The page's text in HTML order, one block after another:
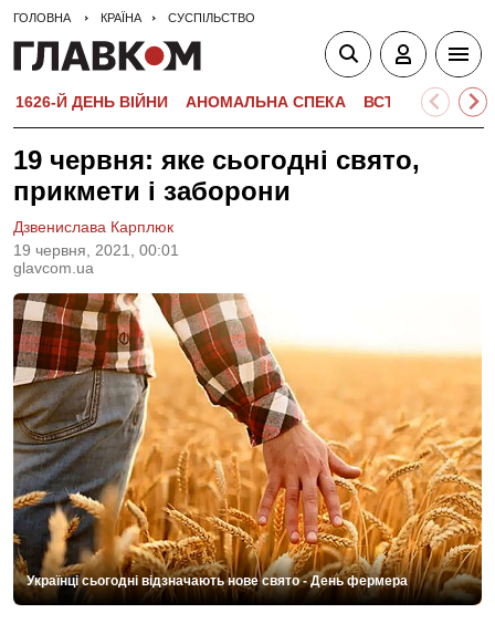
ГОЛОВНА КРАЇНА СУСПІЛЬСТВО
1626-Й ДЕНЬ ВІЙНИ АНОМАЛЬНА СПЕКА ВСТУПНА
19 червня: яке сьогодні свято,
прикмети і заборони
19 червня, 2021, 00:01
glavcom.ua
Дзвенислава Карплюк
Українці сьогодні відзначають нове свято - День фермера